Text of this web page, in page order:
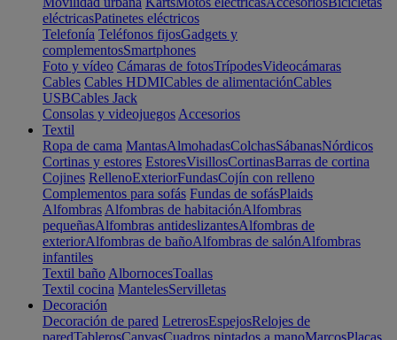
eléctricasPatinetes eléctricos
Telefonía Teléfonos fijosGadgets y
complementosSmartphones
Foto y vídeo Cámaras de fotosTrípodesVideocámaras
Cables Cables HDMICables de alimentaciónCables
USBCables Jack
Consolas y videojuegos Accesorios
Textil
Ropa de cama MantasAlmohadasColchasSábanasNórdicos
Cortinas y estores EstoresVisillosCortinasBarras de cortina
Cojines RellenoExteriorFundasCojín con relleno
Complementos para sofás Fundas de sofásPlaids
Alfombras Alfombras de habitaciónAlfombras
pequeñasAlfombras antideslizantesAlfombras de
exteriorAlfombras de bañoAlfombras de salónAlfombras
infantiles
Textil baño AlbornocesToallas
Textil cocina MantelesServilletas
Decoración
Decoración de pared LetrerosEspejosRelojes de
paredTablerosCanvasCuadros pintados a manoMarcosPlacas